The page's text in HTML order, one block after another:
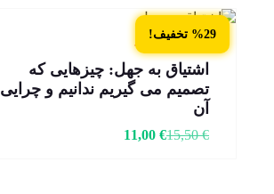
%29 تخفیف!
5 عدد در انبار
اشتیاق به جهل: چیزهایی که
تصمیم می گیریم ندانیم و چرایی
آن
15,50€
11,00 €